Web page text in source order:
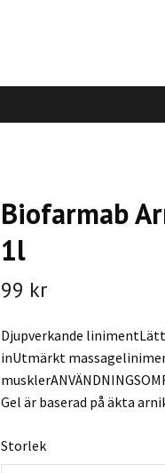
Biofarmab
1l
99 kr
Djupverkande
inUtmärkt
Gel är baserad på äkta
Storlek